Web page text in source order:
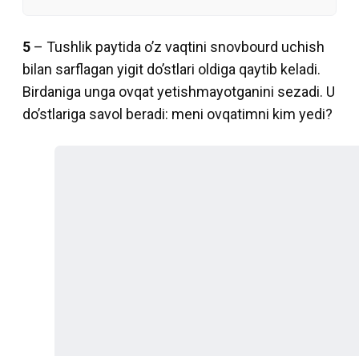
5 – Tushlik paytida o’z vaqtini snovbourd uchish
bilan sarflagan yigit do’stlari oldiga qaytib keladi.
Birdaniga unga ovqat yetishmayotganini sezadi. U
do’stlariga savol beradi: meni ovqatimni kim yedi?